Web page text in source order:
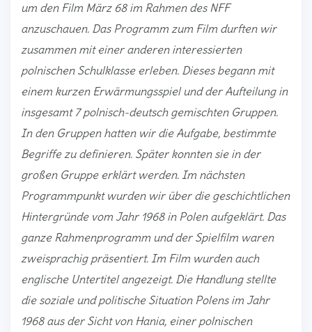
um den Film März 68 im Rahmen des NFF
anzuschauen. Das Programm zum Film durften wir
zusammen mit einer anderen interessierten
polnischen Schulklasse erleben. Dieses begann mit
einem kurzen Erwärmungsspiel und der Aufteilung in
insgesamt 7 polnisch-deutsch gemischten Gruppen.
In den Gruppen hatten wir die Aufgabe, bestimmte
Begriffe zu definieren. Später konnten sie in der
großen Gruppe erklärt werden. Im nächsten
Programmpunkt wurden wir über die geschichtlichen
Hintergründe vom Jahr 1968 in Polen aufgeklärt. Das
ganze Rahmenprogramm und der Spielfilm waren
zweisprachig präsentiert. Im Film wurden auch
englische Untertitel angezeigt. Die Handlung stellte
die soziale und politische Situation Polens im Jahr
1968 aus der Sicht von Hania, einer polnischen